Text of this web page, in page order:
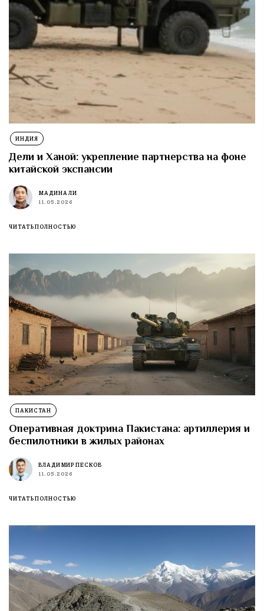
ИНДИЯ
Дели и Ханой: укрепление партнерства на фоне
китайской экспансии
МАДИНА ЛИ
11.05.2026
ЧИТАТЬ ПОЛНОСТЬЮ
ПАКИСТАН
Оперативная доктрина Пакистана: артиллерия и
беспилотники в жилых районах
ВЛАДИМИР ПЕСКОВ
11.05.2026
ЧИТАТЬ ПОЛНОСТЬЮ